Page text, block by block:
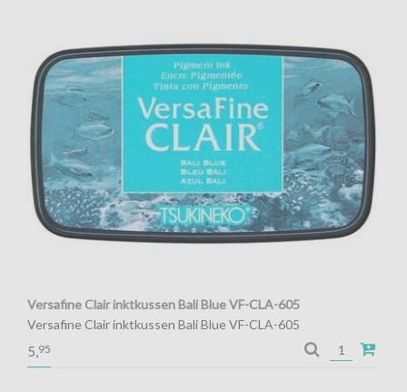
Versafine Clair inktkussen Bali Blue VF-CLA-605
Versafine Clair inktkussen Bali Blue VF-CLA-605
5,95